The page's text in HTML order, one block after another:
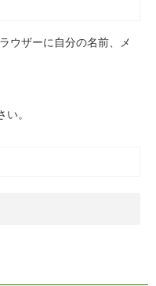
ウザーに自分の名前、メ
。